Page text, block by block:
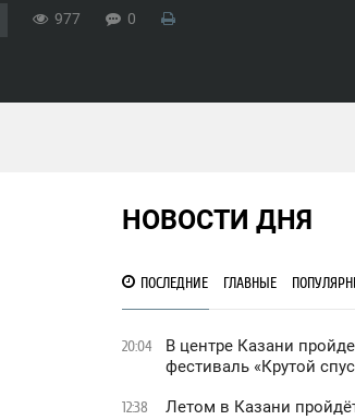
977 0
НОВОСТИ ДНЯ
ПОСЛЕДНИЕ ГЛАВНЫЕ
20:04
В центре Казани
фестиваль «Крутой
12:38 Летом в Казани